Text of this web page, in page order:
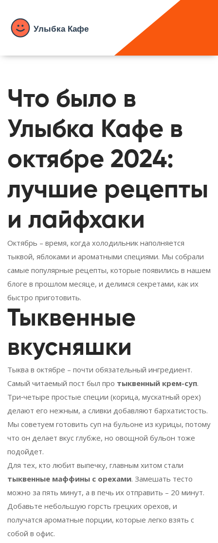
Что было в
Улыбка Кафе в
октябре 2024:
лучшие рецепты
и лайфхаки
Октябрь – время, когда холодильник наполняется
тыквой, яблоками и ароматными специями. Мы собрали
самые популярные рецепты, которые появились в нашем
блоге в прошлом месяце, и делимся секретами, как их
быстро приготовить.
Тыквенные
вкусняшки
Тыква в октябре – почти обязательный ингредиент.
Самый читаемый пост был про тыквенный крем-суп.
Три‑четыре простые специи (корица, мускатный орех)
делают его нежным, а сливки добавляют бархатистость.
Мы советуем готовить суп на бульоне из курицы, потому
что он делает вкус глубже, но овощной бульон тоже
подойдет.
Для тех, кто любит выпечку, главным хитом стали
тыквенные маффины с орехами. Замешать тесто
можно за пять минут, а в печь их отправить – 20 минут.
Добавьте небольшую горсть грецких орехов, и
получатся ароматные порции, которые легко взять с
собой в офис.